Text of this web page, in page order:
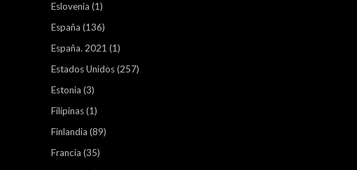
Eslovenia (1)
España (136)
España. 2021 (1)
Estados Unidos(257)
Estonia (3)
Filipinas(1)
Finlandia (89)
Francia (35)